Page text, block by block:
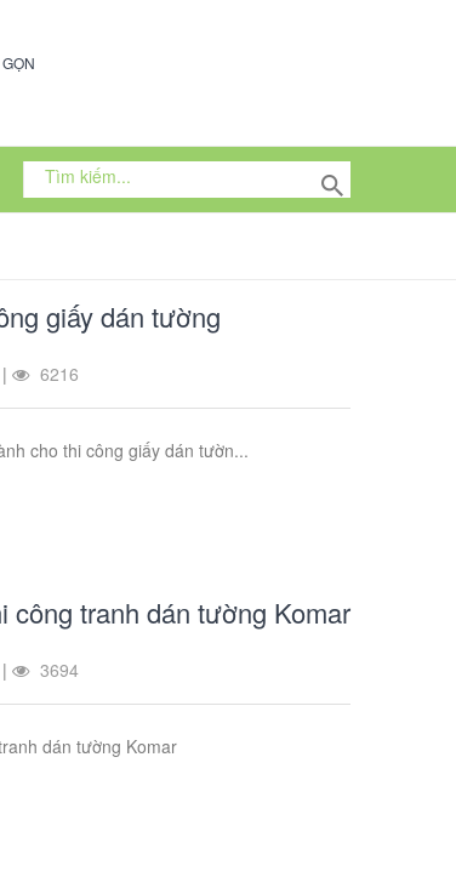
giấy dán tường
| 6216
cho thi công giấy dán tườn...
công tranh dán tường Komar
| 3694
dán tường Komar